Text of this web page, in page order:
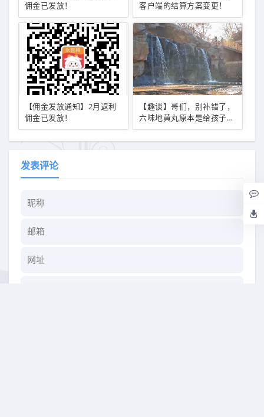
佣金已发放！
客户端的结算方案变更！
【佣金发放通知】2月返利
佣金已发放！
【趣谈】哥们，别补错了，
六味地黄丸原本是给孩子用
的！
发表评论